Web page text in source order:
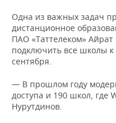
Одна из важных задач
дистанционное
ПАО «Таттелеком»
подключить все школы к
сентября.
— В прошлом году
доступа и 190 школ, где
Нурутдинов.